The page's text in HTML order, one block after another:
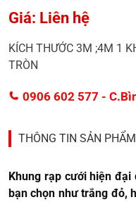
Giá: Liên hệ
KÍCH THƯỚC 3M ;4M 1
TRÒN
0906 602 577 -
THÔNG TIN SẢN PHẨM
Khung rạp cưới hiện
bạn chọn như trắng đỏ,